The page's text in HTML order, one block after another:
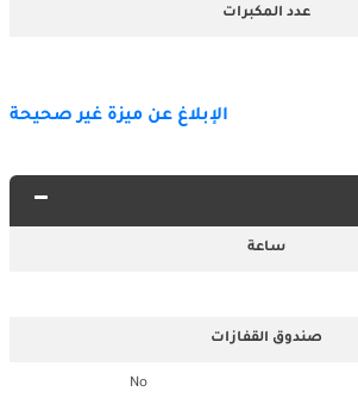
عدد المكبرات
الإبلاغ عن ميزة غير صحيحة
ساعة
صندوق القفازات
No